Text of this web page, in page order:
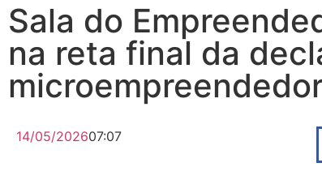
Sala do
na reta final da
14/05/202607:07